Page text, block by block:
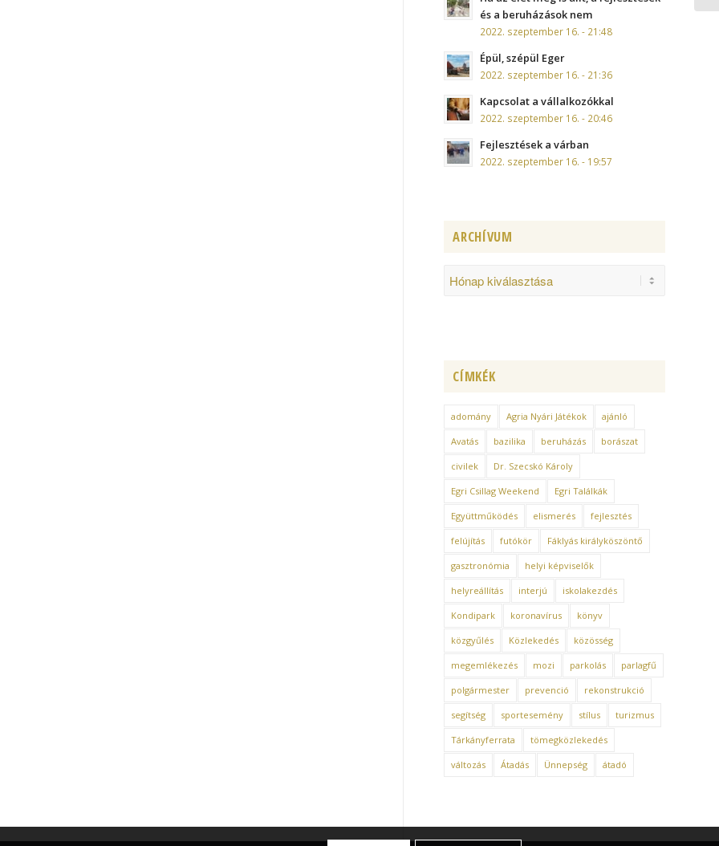
és a beruházások nem
2022. szeptember 16. - 21:48
Épül, szépül Eger
2022. szeptember 16. - 21:36
Kapcsolat a vállalkozókkal
2022. szeptember 16. - 20:46
Fejlesztések a várban
2022. szeptember 16. - 19:57
ARCHÍVUM
CÍMKÉK
adomány Agria Nyári Játékok ajánló
Avatás bazilika beruházás borászat
civilek Dr. Szecskó Károly
Egri Csillag Weekend Egri Találkák
Együttműködés elismerés fejlesztés
felújítás futókör Fáklyás királyköszöntő
gasztronómia helyi képviselők
helyreállítás interjú iskolakezdés
Kondipark koronavírus könyv
közgyűlés Közlekedés közösség
megemlékezés mozi parkolás parlagfű
polgármester prevenció rekonstrukció
segítség sportesemény stílus turizmus
Tárkányferrata tömegközlekedés
változás Átadás Ünnepség átadó